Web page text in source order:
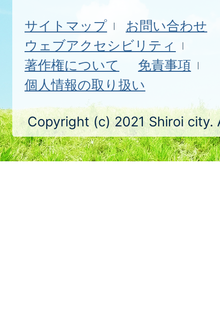
サイトマップ
お問い合わせ
ウェブアクセシビリティ
著作権について
免責事項
個人情報の取り扱い
Copyright (c) 2021 Shiroi city.